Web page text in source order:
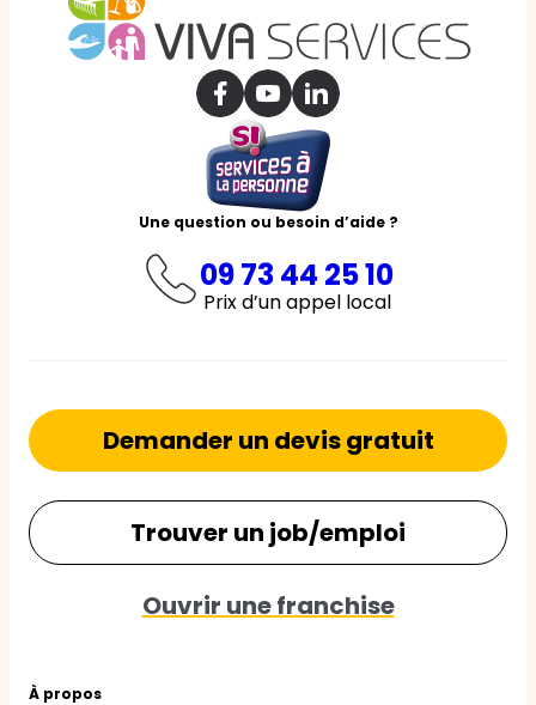
Une question ou besoin d’aide ?
09 73 44 25 10
Prix d’un appel local
À propos
Demander un devis gratuit
Trouver un job/emploi
Ouvrir une franchise